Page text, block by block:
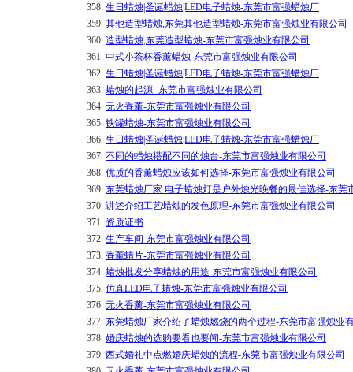
358. 生日蜡烛|圣诞蜡烛|LED电子蜡烛-东莞市富强蜡烛厂
359. 其他造型蜡烛,东莞其他造型蜡烛-东莞市富强烛业有限公司
360. 造型蜡烛,东莞造型蜡烛-东莞市富强烛业有限公司
361. 中式小茶杯香薰蜡烛-东莞市富强烛业有限公司
362. 生日蜡烛|圣诞蜡烛|LED电子蜡烛-东莞市富强蜡烛厂
363. 蜡烛的起源 -东莞市富强烛业有限公司
364. 无火香薰-东莞市富强烛业有限公司
365. 铁罐蜡烛-东莞市富强烛业有限公司
366. 生日蜡烛|圣诞蜡烛|LED电子蜡烛-东莞市富强蜡烛厂
367. 不同的蜡烛搭配不同的烛台-东莞市富强烛业有限公司
368. 优质的香薰蜡烛应该如何选择-东莞市富强烛业有限公司
369. 东莞蜡烛厂家:电子蜡烛灯是户外烛光晚餐的最佳选择-东莞
370. 讲述介绍工艺蜡烛的发色原理-东莞市富强烛业有限公司
371. 资质证书
372. 生产车间-东莞市富强烛业有限公司
373. 香薰蜡片-东莞市富强烛业有限公司
374. 蜡烛批发分享蜡烛的用途-东莞市富强烛业有限公司
375. 仿真LED电子蜡烛-东莞市富强烛业有限公司
376. 无火香薰-东莞市富强烛业有限公司
377. 东莞蜡烛厂家介绍了蜡烛燃烧的两个过程-东莞市富强烛业
378. 婚庆蜡烛的选购要看也要闻-东莞市富强烛业有限公司
379. 西式婚礼中点燃婚庆蜡烛的流程-东莞市富强烛业有限公司